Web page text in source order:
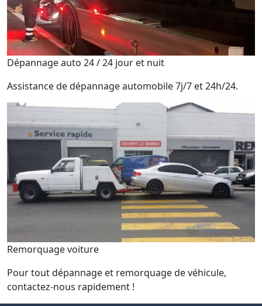
Dépannage auto 24 / 24 jour et nuit
Assistance de dépannage automobile 7j/7 et 24h/24.
Remorquage voiture
Pour tout dépannage et remorquage de véhicule,
contactez-nous rapidement !